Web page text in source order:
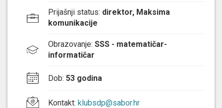
Prijašnji status: direktor, Maksima
komunikacije
Obrazovanje: SSS - matematičar-
informatičar
Dob: 53 godina
Kontakt: klubsdp@sabor.hr